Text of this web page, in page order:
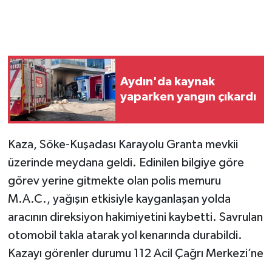
Aydın'da kaynak
yaparken yangın çıkardı
Kaza, Söke-Kuşadası Karayolu Granta mevkii
üzerinde meydana geldi. Edinilen bilgiye göre
görev yerine gitmekte olan polis memuru
M.A.C., yağışın etkisiyle kayganlaşan yolda
aracının direksiyon hakimiyetini kaybetti. Savrulan
otomobil takla atarak yol kenarında durabildi.
Kazayı görenler durumu 112 Acil Çağrı Merkezi’ne